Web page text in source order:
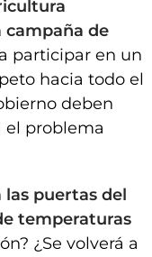
campaña de
participar en un
hacia todo el
deben
el problema
las puertas del
temperaturas
¿Se volverá a